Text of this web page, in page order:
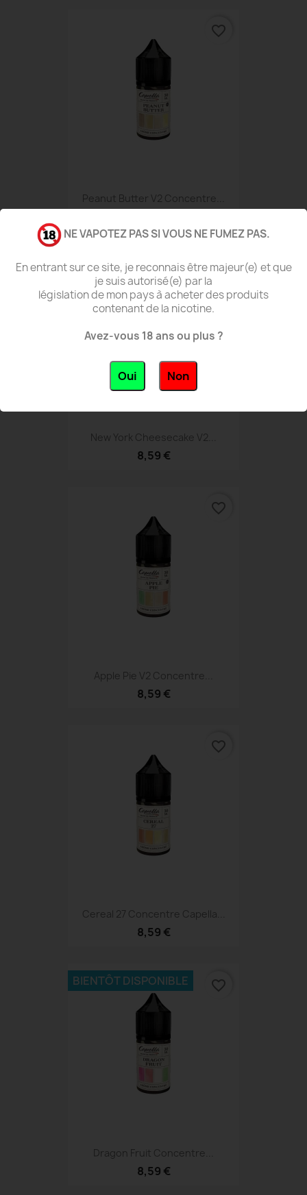
Peanut Butter V2 Concentre...
favorite_border
New York Cheesecake V2...
8,59 €
favorite_border
Apple Pie V2 Concentre...
8,59 €
favorite_border
Cereal 27 Concentre Capella...
8,59 €
favorite_border
Dragon Fruit Concentre...
8,59 €
BIENTÔT DISPONIBLE favorite_border
NE VAPOTEZ PAS SI VOUS NE FUMEZ PAS.
En entrant sur ce site, je reconnais être majeur(e) et que
je suis autorisé(e) par la
législation de mon pays à acheter des produits
contenant de la nicotine.
Avez-vous 18 ans ou plus ?
Oui Non